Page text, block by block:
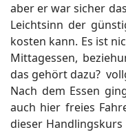
aber er war sicher
Leichtsinn der
kosten kann. Es ist
Mittagessen,
das gehört dazu?
Nach dem Essen
auch hier freies
dieser